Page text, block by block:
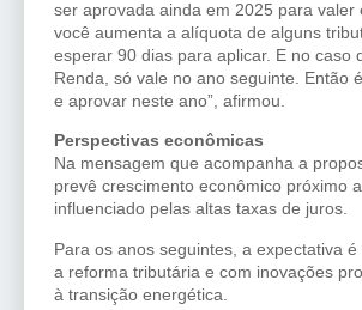
ser aprovada ainda em 2025 para valer
você aumenta a alíquota de alguns
esperar 90 dias para aplicar. E no caso
Renda, só vale no ano seguinte. Então
e aprovar neste ano”, afirmou.
Perspectivas econômicas
Na mensagem que acompanha a
prevê crescimento econômico próximo
influenciado pelas altas taxas de juros.
Para os anos seguintes, a expectativa
a reforma tributária e com inovações
à transição energética.